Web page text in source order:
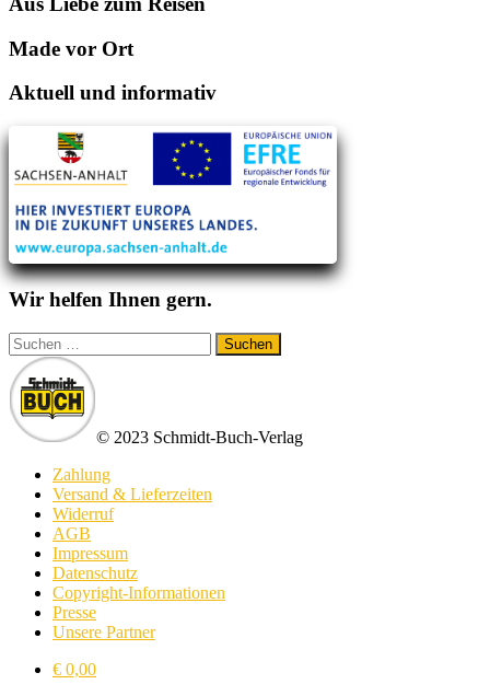
Made vor Ort
Aktuell und informativ
Wir helfen Ihnen gern.
Suchen
nach:
© 2023 Schmidt-Buch-Verlag
Zahlung
Versand & Lieferzeiten
Widerruf
AGB
Impressum
Datenschutz
Copyright-Informationen
Presse
Unsere Partner
€ 0,00